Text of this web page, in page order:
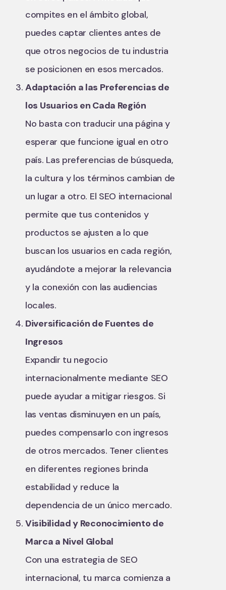
compites en el ámbito global,
puedes captar clientes antes de
que otros negocios de tu industria
se posicionen en esos mercados.
Adaptación a las Preferencias de
los Usuarios en Cada Región
No basta con traducir una página y
esperar que funcione igual en otro
país. Las preferencias de búsqueda,
la cultura y los términos cambian de
un lugar a otro. El SEO internacional
permite que tus contenidos y
productos se ajusten a lo que
buscan los usuarios en cada región,
ayudándote a mejorar la relevancia
y la conexión con las audiencias
locales.
Diversificación de Fuentes de
Ingresos
Expandir tu negocio
internacionalmente mediante SEO
puede ayudar a mitigar riesgos. Si
las ventas disminuyen en un país,
puedes compensarlo con ingresos
de otros mercados. Tener clientes
en diferentes regiones brinda
estabilidad y reduce la
dependencia de un único mercado.
Visibilidad y Reconocimiento de
Marca a Nivel Global
Con una estrategia de SEO
internacional, tu marca comienza a